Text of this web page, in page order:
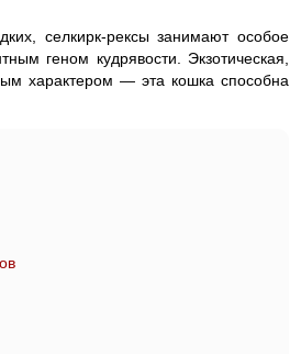
селкирк-рексы занимают особое
геном кудрявости. Экзотическая,
характером — эта кошка способна